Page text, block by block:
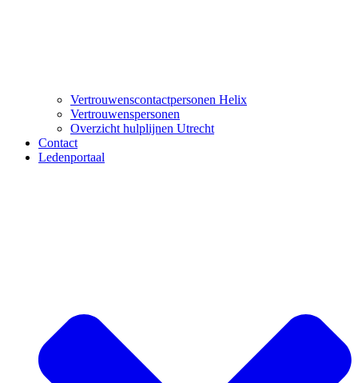
Vertrouwenscontactpersonen Helix
Vertrouwenspersonen
Overzicht hulplijnen Utrecht
Contact
Ledenportaal